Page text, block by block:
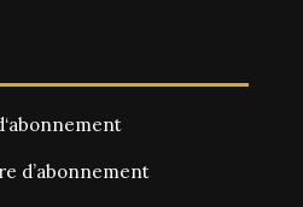
d’abonnement